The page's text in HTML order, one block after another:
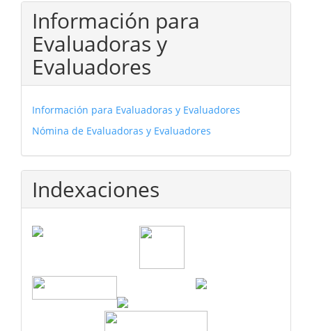
Información para
Evaluadoras y
Evaluadores
Información para Evaluadoras y Evaluadores
Nómina de Evaluadoras y Evaluadores
Indexaciones